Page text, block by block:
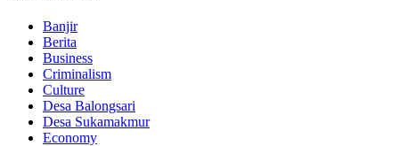
Banjir
Berita
Business
Criminalism
Culture
Desa Balongsari
Desa Sukamakmur
Economy